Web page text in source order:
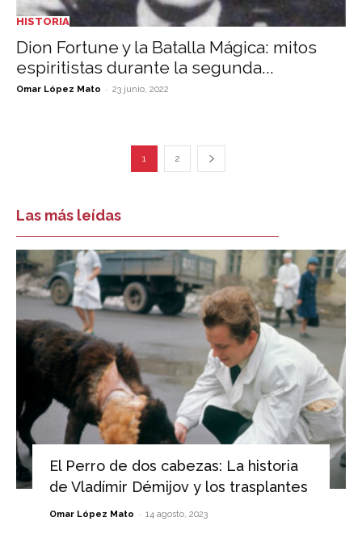
HISTORIA
Dion Fortune y la Batalla Mágica: mitos
espiritistas durante la segunda...
Omar López Mato - 23 junio, 2022
1 2
Las más leídas
El Perro de dos cabezas: La historia
de Vladímir Démijov y los trasplantes
Omar López Mato - 14 agosto, 2023